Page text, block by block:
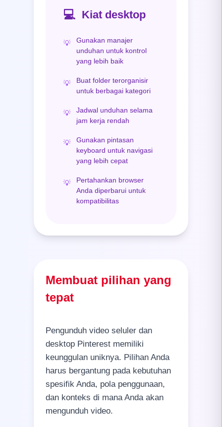
💻 Kiat desktop
💡
Gunakan manajer
unduhan untuk kontrol
yang lebih baik
💡
Buat folder terorganisir
untuk berbagai kategori
💡
Jadwal unduhan selama
jam kerja rendah
💡
Gunakan pintasan
keyboard untuk navigasi
yang lebih cepat
💡
Pertahankan browser
Anda diperbarui untuk
kompatibilitas
Membuat pilihan yang
tepat
Pengunduh video seluler dan
desktop Pinterest memiliki
keunggulan uniknya. Pilihan Anda
harus bergantung pada kebutuhan
spesifik Anda, pola penggunaan,
dan konteks di mana Anda akan
mengunduh video.